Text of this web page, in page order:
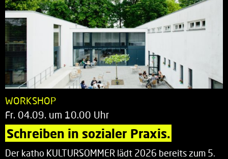
WORKSHOP
Fr. 04.09. um 10.00 Uhr
Schreiben in sozialer Praxis.
Der katho KULTURSOMMER lädt 2026 bereits zum 5.